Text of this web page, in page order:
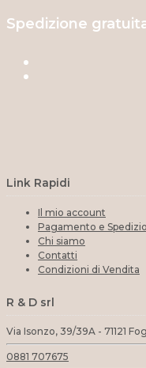
Spedizione
Link Rapidi
Il mio account
Pagamento e
Chi siamo
Contatti
Condizioni di Vendita
R & D srl
Via Isonzo, 39/39A - 71121
0881 707675